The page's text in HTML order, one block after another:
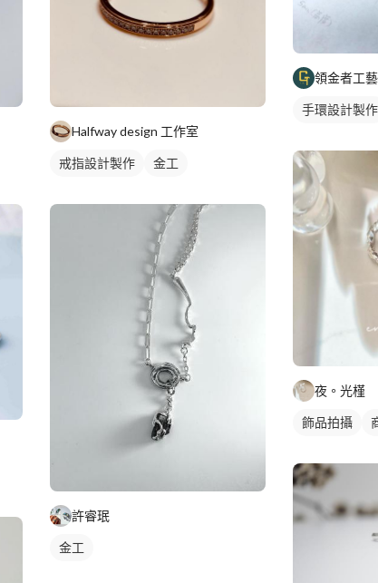
Halfway design 工作室
戒指設計製作 金工
許睿珉
金工
領金者工
手環設計製作
夜。光槿
飾品拍攝